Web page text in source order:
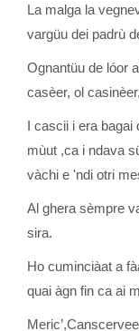
La malga la
vargüu dei padrù
Ognantüu de lóor
casèer, ol
I cascii i era
mùut ,ca i ndava
vàchi e 'ndi otri
Al ghera sèmpre
sira.
Ho cuminciàat a
quai àgn fin ca ai